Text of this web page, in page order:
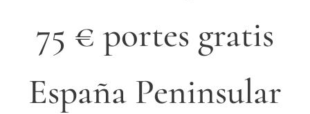
75 € portes gratis
España Peninsular